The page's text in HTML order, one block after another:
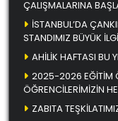
ÇALIŞMALARINA
İSTANBUL’DA
STANDIMIZ BÜYÜK
AHİLİK HAFTASI BU
2025-2026 EĞİTİM
ÖĞRENCİLERİMİZİN
ZABITA